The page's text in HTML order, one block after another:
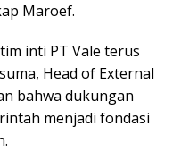
Maroef.
inti PT Vale terus
Head of External
bahwa dukungan
menjadi fondasi